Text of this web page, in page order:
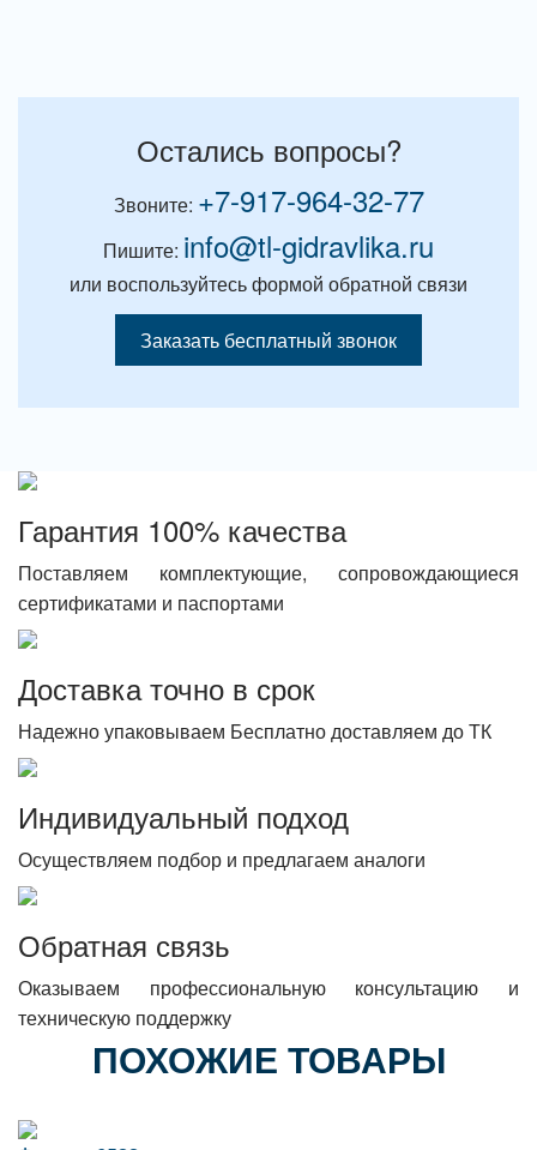
Остались вопросы?
Звоните: +7-917-964-32-77
Пишите: info@tl-gidravlika.ru
или воспользуйтесь формой обратной связи
Заказать бесплатный звонок
Гарантия 100% качества
Поставляем комплектующие, сопровождающиеся
сертификатами и паспортами
Доставка точно в срок
Надежно упаковываем Бесплатно доставляем до ТК
Индивидуальный подход
Осуществляем подбор и предлагаем аналоги
Обратная связь
Оказываем профессиональную консультацию и
техническую поддержку
ПОХОЖИЕ ТОВАРЫ